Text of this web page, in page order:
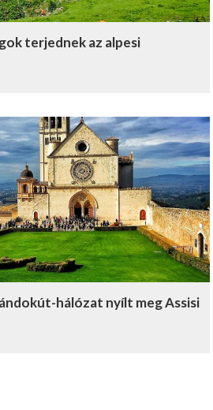
terjednek az alpesi
hálózat nyílt meg Assisi